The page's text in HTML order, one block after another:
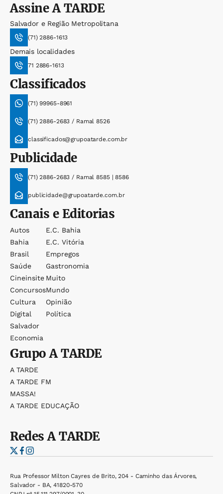
AssineA TARDE
Salvador e Região Metropolitana
(71) 2886-1613
Demais localidades
71 2886-1613
Classificados
(71) 99965-8961
(71) 2886-2683 / Ramal 8526
classificados@grupoatarde.com.br
Publicidade
(71) 2886-2683 / Ramal 8585 | 8586
publicidade@grupoatarde.com.br
Canais e Editorias
Autos
Bahia
Brasil
Saúde
Cineinsite
Concursos
Cultura
Digital
Salvador
Economia
E.c. Bahia
E.c. Vitória
Empregos
Gastronomia
Muito
Mundo
Opinião
Política
GrupoA TARDE
A TARDE
A TARDE FM
MASSA!
A TARDE EDUCAÇÃO
RedesA TARDE
Rua Professor Milton Cayres de Brito, 204 - Caminho das Árvores,
Salvador - BA, 41820-570